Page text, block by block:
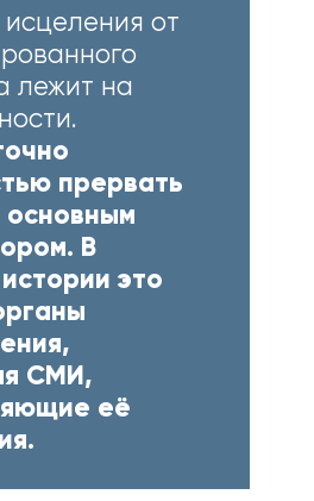
от
лежит на
прервать
основным
В
это
СМИ,
её